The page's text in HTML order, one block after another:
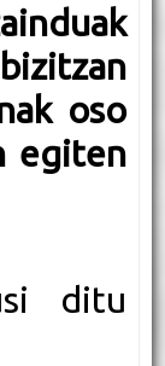
oso
egiten
ditu